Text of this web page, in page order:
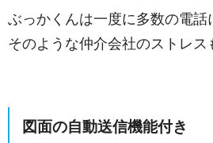
ぶっかくんは一度に多数の電話
そのような仲介会社のストレス
図面の自動送信機能付き